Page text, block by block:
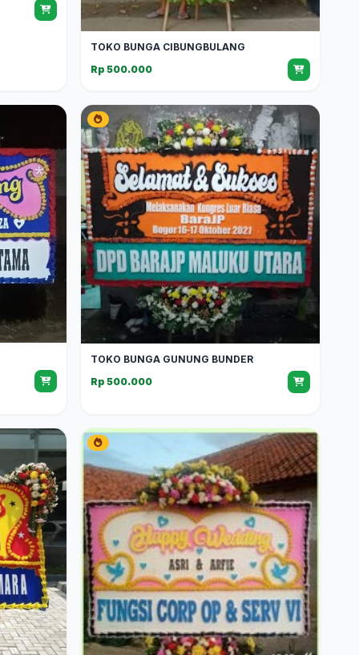
TOKO BUNGA CIBUNGBULANG
Rp 500.000
TOKO BUNGA GUNUNG BUNDER
Rp 500.000